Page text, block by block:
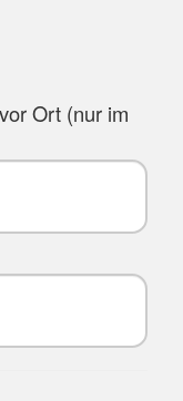
Ort (nur im